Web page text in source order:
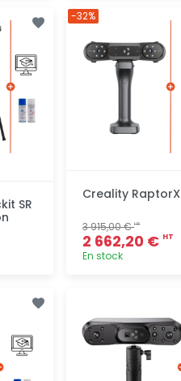
SR
Creality RaptorX
3 915,00 €HT
2 662,20 € HT
En stock
-32%